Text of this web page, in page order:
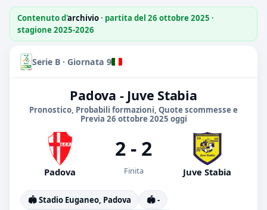
Contenuto d'archivio· partita del 26 ottobre 2025 ·
stagione 2025-2026
Serie B · Giornata 9
Padova - Juve Stabia
Pronostico, Probabili formazioni, Quote scommesse e
Previa 26 ottobre 2025 oggi
Padova
2 - 2
Finita Juve Stabia
🏟️ Stadio Euganeo, Padova
🏟️ -